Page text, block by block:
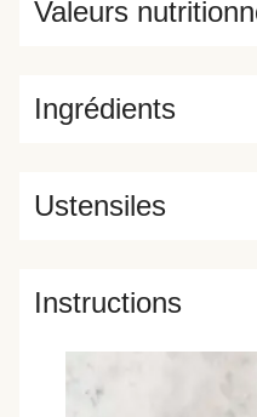
Ingrédients
Valeurs
Ustensiles
Instructions